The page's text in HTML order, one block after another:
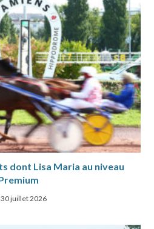
dont Lisa Maria au niveau
30 juillet 2026